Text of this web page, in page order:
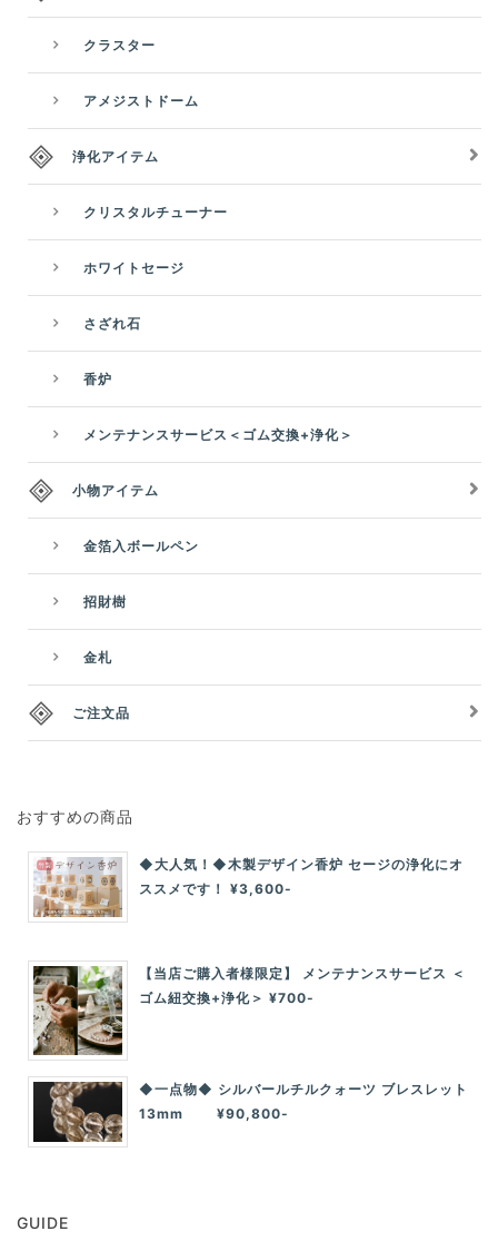
クラスター
アメジストドーム
浄化アイテム
クリスタルチューナー
ホワイトセージ
さざれ石
香炉
メンテナンスサービス＜ゴム交換+浄化＞
小物アイテム
金箔入ボールペン
招財樹
金札
ご注文品
おすすめの商品
◆大人気！◆木製デザイン香炉 セージの浄化にオ
ススメです！ ¥3,600-
【当店ご購入者様限定】 メンテナンスサービス ＜
ゴム紐交換+浄化＞ ¥700-
◆一点物◆ シルバールチルクォーツ ブレスレット
13mm ¥90,800-
GUIDE